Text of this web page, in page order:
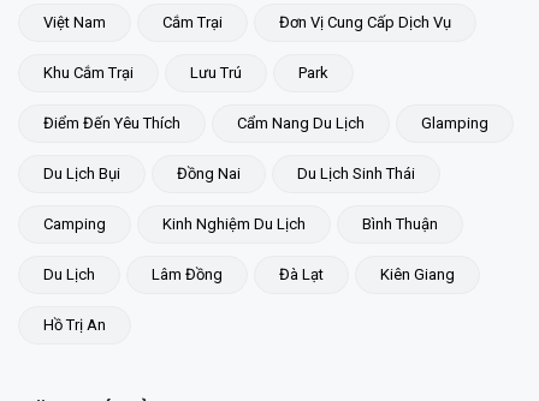
Việt Nam Cắm Trại Đơn Vị Cung Cấp Dịch Vụ
Khu Cắm Trại Lưu Trú Park
Điểm Đến Yêu Thích Cẩm Nang Du Lịch Glamping
Du Lịch Bụi Đồng Nai Du Lịch Sinh Thái
Camping Kinh Nghiệm Du Lịch Bình Thuận
Du Lịch Lâm Đồng Đà Lạt Kiên Giang
Hồ Trị An